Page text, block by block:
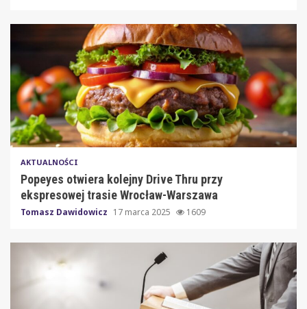
AKTUALNOŚCI
Popeyes otwiera kolejny Drive Thru przy
ekspresowej trasie Wrocław-Warszawa
Tomasz Dawidowicz 17 marca 2025 1609